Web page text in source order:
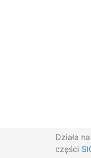
Działa
części